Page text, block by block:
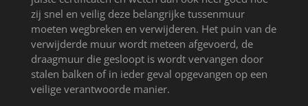
zij snel en veilig deze belangrijke tussenmuur
moeten wegbreken en verwijderen. Het puin van de
verwijderde muur wordt meteen afgevoerd, de
draagmuur die gesloopt is wordt vervangen door
stalen balken of in ieder geval opgevangen op een
veilige verantwoorde manier.